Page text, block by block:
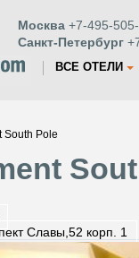
Москва +7-495-
Санкт-Петербург
ВСЕ ОТЕЛИ
South Pole
Славы,52 корп. 1